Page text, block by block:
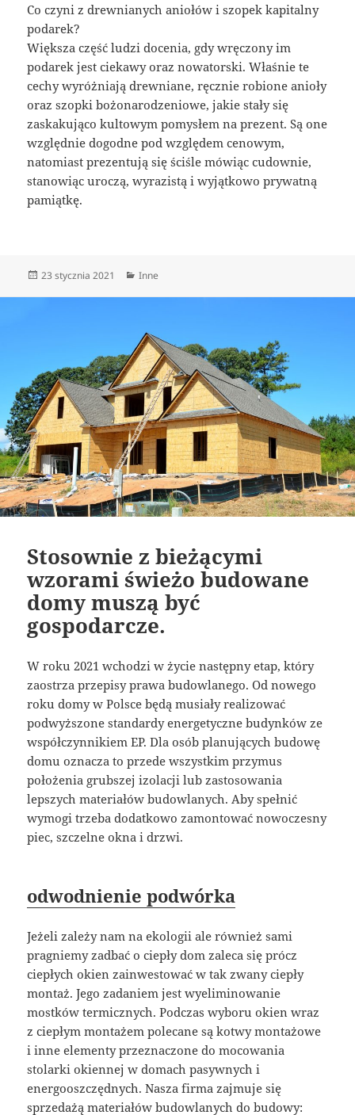
Co czyni z drewnianych aniołów i szopek kapitalny
podarek?
Większa część ludzi docenia, gdy wręczony im
podarek jest ciekawy oraz nowatorski. Właśnie te
cechy wyróżniają drewniane, ręcznie robione anioły
oraz szopki bożonarodzeniowe, jakie stały się
zaskakująco kultowym pomysłem na prezent. Są one
względnie dogodne pod względem cenowym,
natomiast prezentują się ściśle mówiąc cudownie,
stanowiąc uroczą, wyrazistą i wyjątkowo prywatną
pamiątkę.
Data
23 stycznia 2021 Kategorie
Inne
Stosownie z bieżącymi
wzorami świeżo budowane
domy muszą być
gospodarcze.
W roku 2021 wchodzi w życie następny etap, który
zaostrza przepisy prawa budowlanego. Od nowego
roku domy w Polsce będą musiały realizować
podwyższone standardy energetyczne budynków ze
współczynnikiem EP. Dla osób planujących budowę
domu oznacza to przede wszystkim przymus
położenia grubszej izolacji lub zastosowania
lepszych materiałów budowlanych. Aby spełnić
wymogi trzeba dodatkowo zamontować nowoczesny
piec, szczelne okna i drzwi.
odwodnienie podwórka
Jeżeli zależy nam na ekologii ale również sami
pragniemy zadbać o ciepły dom zaleca się prócz
ciepłych okien zainwestować w tak zwany ciepły
montaż. Jego zadaniem jest wyeliminowanie
mostków termicznych. Podczas wyboru okien wraz
z ciepłym montażem polecane są kotwy montażowe
i inne elementy przeznaczone do mocowania
stolarki okiennej w domach pasywnych i
energooszczędnych. Nasza firma zajmuje się
sprzedażą materiałów budowlanych do budowy: